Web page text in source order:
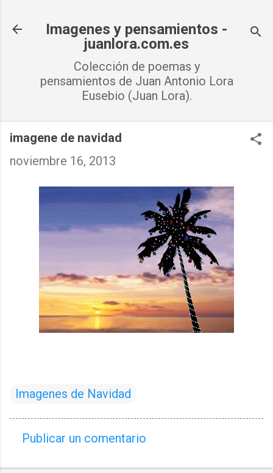
Imagenes y pensamientos -
juanlora.com.es
Colección de poemas y
pensamientos de Juan Antonio Lora
Eusebio (Juan Lora).
imagene de navidad
noviembre 16, 2013
Imagenes de Navidad
o
Publicar un comentario